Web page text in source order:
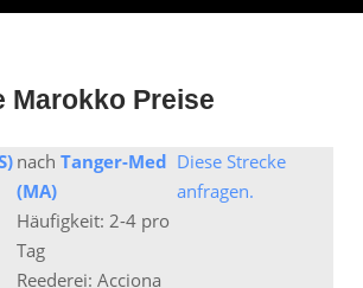
Marokko Preise
nach Tanger-Med
(MA)
Diese Strecke
anfragen.
Häufigkeit: 2-4 pro
Tag
Reederei: Acciona